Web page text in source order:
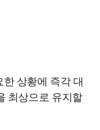
상황에 즉각 대
최상으로 유지할